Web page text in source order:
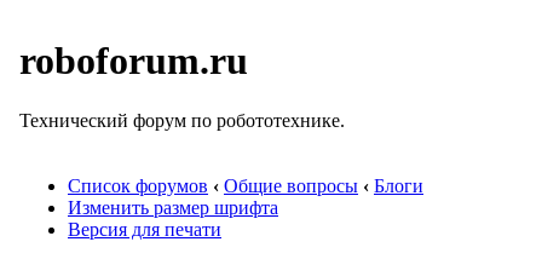
roboforum.ru
Технический форум по робототехнике.
Список форумов ‹ Общие вопросы ‹ Блоги
Изменить размер шрифта
Версия для печати